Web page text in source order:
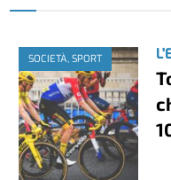
SOCIETÀ, SPORT